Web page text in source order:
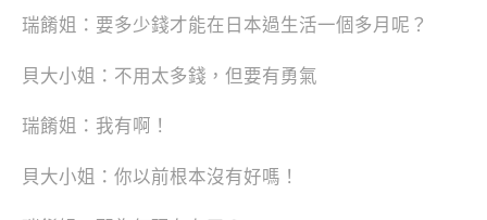
瑞餚姐：要多少錢才能在日本過生活一個多月呢？
貝大小姐：不用太多錢，但要有勇氣
瑞餚姐：我有啊！
貝大小姐：你以前根本沒有好嗎！